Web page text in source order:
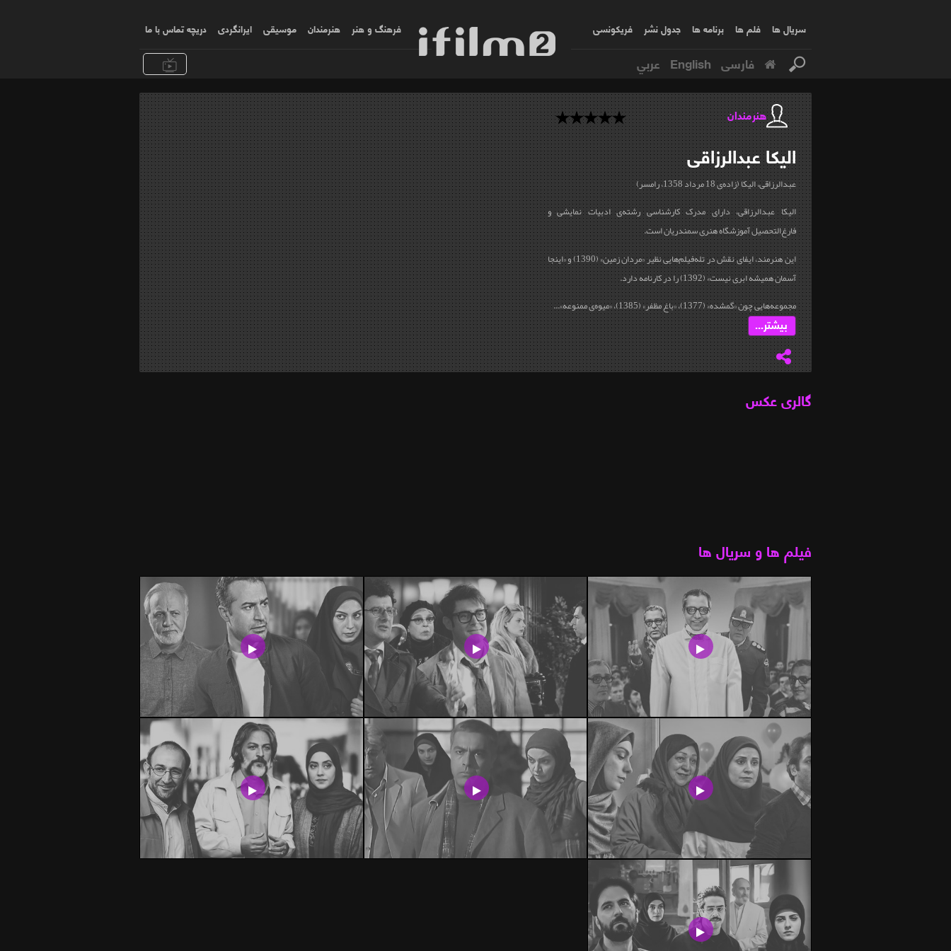
سریال ها فلم ها برنامه ها جدول نشر فریکونسی فرهنگ و هنر هنرمندان موسیقی ایرانگردی دریچه تماس با ما
فارسی English عربي
هنرمندان
الیکاعبدالرزاقی
عبدالرزاقی، الیکا (زاده‌ی 18 مرداد 1358، رامسر)
الیکا عبدالرزاقی، دارای مدرک کارشناسی رشته‌ی ادبیات نمایشی و
فارغ‌التحصیل آموزشگاه هنری سمندریان است.
این هنرمند، ایفای نقش در تله‌فیلم‌هایی نظیر «مردان زمین» (1390) و «اینجا
آسمان همیشه ابری نیست» (1392) را در کارنامه دارد
.
مجموعه‌هایی چون «گمشده» (1377)، «باغ مظفر» (1385)، «میوه‌ی ممنوعه»...
بیشتر...
گالری عکس
فیلم ها و سریال ها